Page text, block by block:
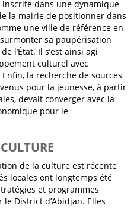
inscrite dans une dynamique
la mairie de positionner dans
une ville de référence en
sa paupérisation
l’État. Il s’est ainsi agi
culturel avec
la recherche de sources
pour la jeunesse, à partir
devait converger avec la
pour le
de la culture est récente
locales ont longtemps été
et programmes
le District d’Abidjan. Elles